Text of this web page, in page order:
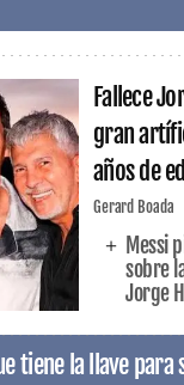
Fallece
gran
años de
Gerard Boada
Messi
sobre
Jorge
tiene la llave